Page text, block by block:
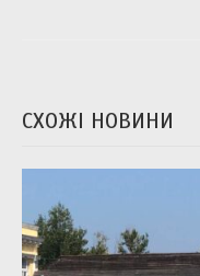
СХОЖІ НОВИНИ